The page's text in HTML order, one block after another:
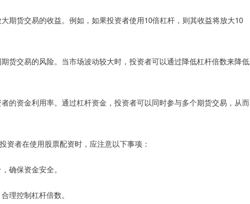
期货交易的收益。例如，如果投资者使用10倍杠杆，则其收益将放大10
货交易的风险。当市场波动较大时，投资者可以通过降低杠杆倍数来降低
的资金利用率。通过杠杆资金，投资者可以同时参与多个期货交易，从而
资者在使用股票配资时，应注意以下事项：
确保资金安全。
理控制杠杆倍数。